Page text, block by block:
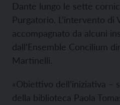
Dante lungo le sette
Purgatorio. L’intervento di
accompagnato da alcuni
dall’Ensemble Concilium
Martinelli.
«Obiettivo dell’iniziativa –
della biblioteca Paola